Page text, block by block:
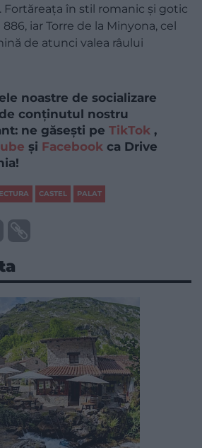
Fortăreața în stil romanic și gotic
iar Torre de la Minyona, cel
de atunci valea râului
noastre de socializare
conținutul nostru
ne găsești pe TikTok ,
și Facebook ca Drive
CASTEL PALAT